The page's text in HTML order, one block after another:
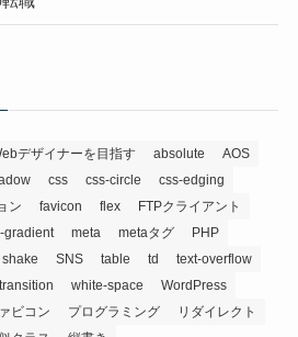
デザイナーを目指す absolute
AOS
css css-circle
css-edging
ン favicon flex
FTPクライアント
gradient meta metaタグ
PHP
shake SNS table td
text-overflow
transition white-space
WordPress
ビコン プログラミング
リダイレクト